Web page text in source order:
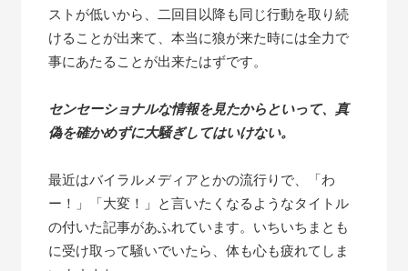
ストが低いから、二回目以降も同じ行動を取り続
けることが出来て、本当に狼が来た時には全力で
事にあたることが出来たはずです。
センセーショナルな情報を見たからといって、真
偽を確かめずに大騒ぎしてはいけない。
最近はバイラルメディアとかの流行りで、「わ
ー！」「大変！」と言いたくなるようなタイトル
の付いた記事があふれています。いちいちまとも
に受け取って騒いでいたら、体も心も疲れてしま